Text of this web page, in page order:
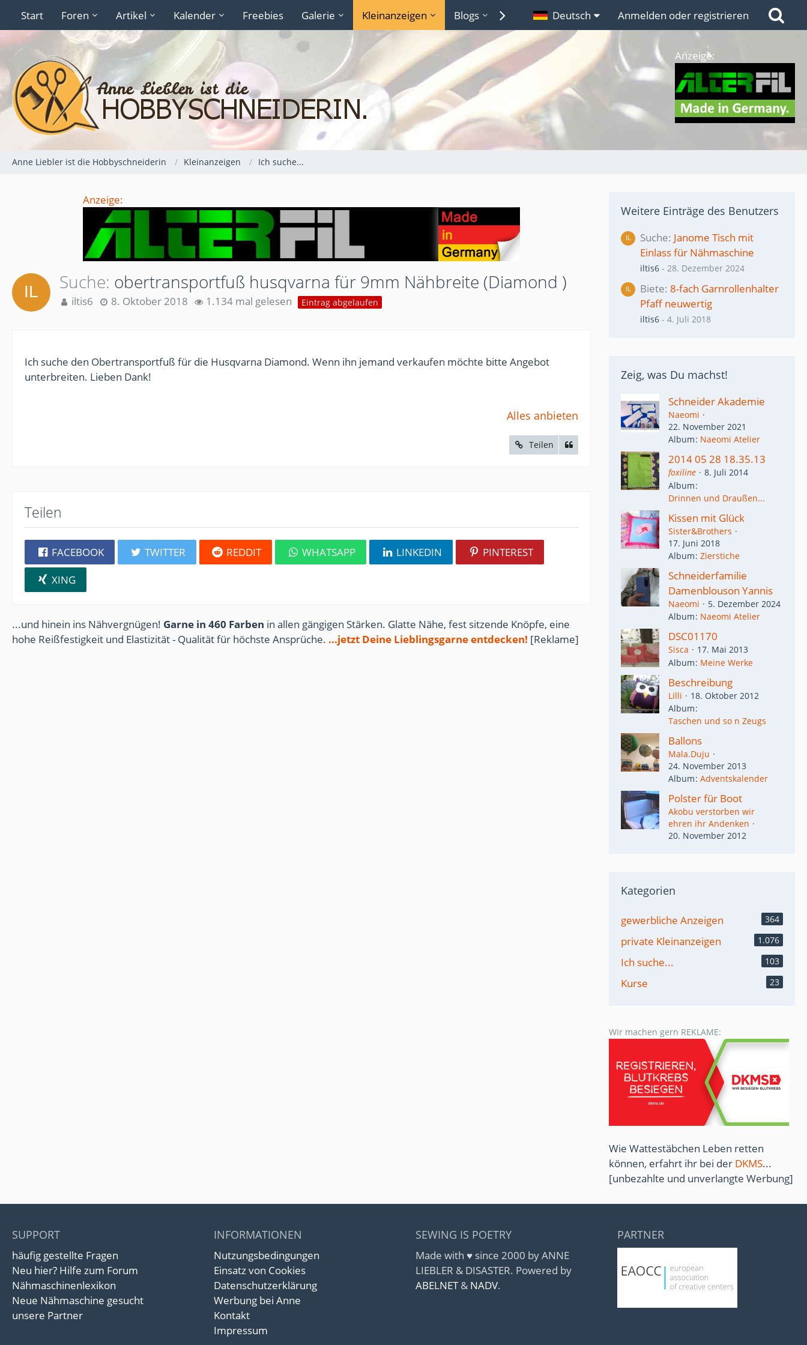
Start Foren Artikel Kalender Freebies Galerie Kleinanzeigen Blogs Lexikon Links
Deutsch Anmelden oder registrieren
Anzeige:
Anne Liebler ist die Hobbyschneiderin Kleinanzeigen Ich suche...
Anzeige:
Suche obertransportfuß husqvarna für 9mm Nähbreite (Diamond )
iltis6 8. Oktober 2018 1.134 mal gelesen Eintrag abgelaufen
Ich suche den Obertransportfuß für die Husqvarna Diamond. Wenn ihn jemand verkaufen möchte bitte Angebot
unterbreiten. Lieben Dank!
Alles anbieten
Teilen
Teilen
FACEBOOK TWITTER REDDIT WHATSAPP LINKEDIN
PINTEREST
XING
...und hinein ins Nähvergnügen! Garne in 460 Farben in allen gängigen Stärken. Glatte Nähe, fest sitzende Knöpfe, eine
hohe Reißfestigkeit und Elastizität - Qualität für höchste Ansprüche. ...jetzt Deine Lieblingsgarne entdecken! [Reklame]
Weitere Einträge des Benutzers
Suche Janome Tisch mit
Einlass für Nähmaschine
iltis6 - 28. Dezember 2024
Biete 8-fach Garnrollenhalter
Pfaff neuwertig
iltis6 - 4. Juli 2018
Zeig, was Du machst!
Schneider Akademie
Naeomi
22. November 2021
Album Naeomi Atelier
2014 05 28 18.35.13
foxiline
8. Juli 2014
Album
Drinnen und Draußen...
Kissen mit Glück
Sister&Brothers
17. Juni 2018
Album Zierstiche
Schneiderfamilie
Damenblouson Yannis
Naeomi
5. Dezember 2024
Album Naeomi Atelier
DSC01170
Sisca
17. Mai 2013
Album Meine Werke
Beschreibung
Lilli
18. Oktober 2012
Album
Taschen und so n Zeugs
Ballons
Mala.Duju
24. November 2013
Album Adventskalender
Polster für Boot
Akobu verstorben wir
ehren ihr Andenken
20. November 2012
Kategorien
gewerbliche Anzeigen 364
private Kleinanzeigen 1.076
Ich suche... 103
Kurse 23
Wir machen gern REKLAME:
Wie Wattestäbchen Leben retten
können, erfahrt ihr bei der DKMS...
[unbezahlte und unverlangte Werbung]
SUPPORT
häufig gestellte Fragen
Neu hier? Hilfe zum Forum
Nähmaschinenlexikon
Neue Nähmaschine gesucht
unsere Partner
INFORMATIONEN
Nutzungsbedingungen
Einsatz von Cookies
Datenschutzerklärung
Werbung bei Anne
Kontakt
Impressum
SEWING IS POETRY
Made with ♥ since 2000 by ANNE
LIEBLER & DISASTER. Powered by
ABELNET& NADV.
PARTNER